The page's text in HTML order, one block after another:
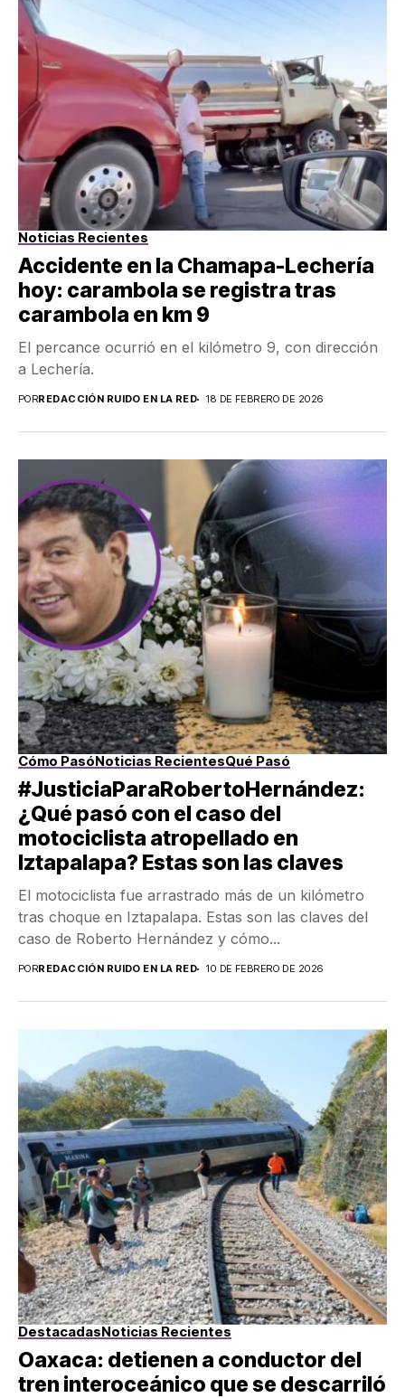
Noticias Recientes
Accidente en la Chamapa-Lechería
hoy: carambola se registra tras
carambola en km 9
El percance ocurrió en el kilómetro 9, con dirección
a Lechería.
PORREDACCIÓN RUIDO EN LA RED 18 DE FEBRERO DE 2026
Cómo PasóNoticias RecientesQué Pasó
#JusticiaParaRobertoHernández:
¿Qué pasó con el caso del
motociclista atropellado en
Iztapalapa? Estas son las claves
El motociclista fue arrastrado más de un kilómetro
tras choque en Iztapalapa. Estas son las claves del
caso de Roberto Hernández y cómo...
PORREDACCIÓN RUIDO EN LA RED 10 DE FEBRERO DE 2026
DestacadasNoticias Recientes
Oaxaca: detienen a conductor del
tren interoceánico que se descarriló